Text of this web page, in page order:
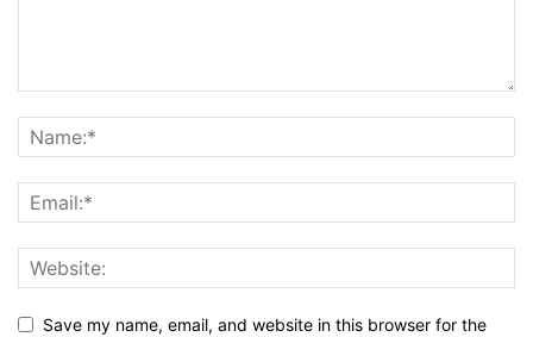
Save my name, email, and website in this browser for the